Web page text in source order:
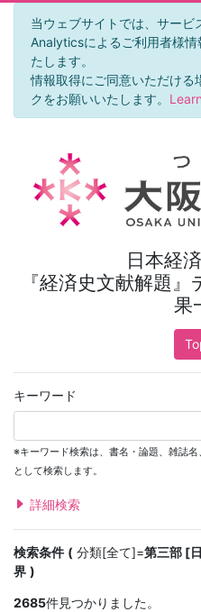
当ウェブサイトでは、サービ
Analyticsによるご利用者様
たします。
情報取得にご同意いただけ
クをお願いいたします。
日本経
『経済史文献解題
果
キーワード
※キーワード検索は、書名・論題、雑誌
として検索します。
詳細検索
検索条件 分類[全て]=第三部 [
界
2685件見つかりました。